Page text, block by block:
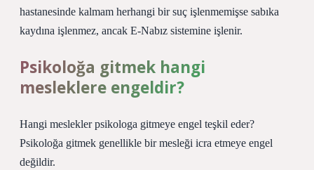
hastanesinde kalmam herhangi bir suç işlenmemişse sabıka
kaydına işlenmez, ancak E-Nabız sistemine işlenir.
Psikoloğa gitmek hangi
mesleklere engeldir?
Hangi meslekler psikologa gitmeye engel teşkil eder?
Psikoloğa gitmek genellikle bir mesleği icra etmeye engel
değildir.